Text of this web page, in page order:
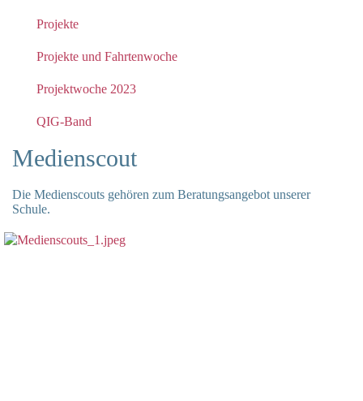
Projekte
Projekte und Fahrtenwoche
Projektwoche 2023
QIG-Band
Medienscout
Die Medienscouts gehören zum Beratungsangebot unserer
Schule.